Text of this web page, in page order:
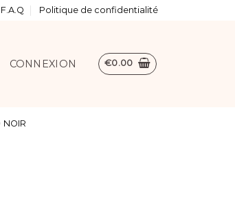
F.A.Q Politique de confidentialité
CONNEXION €0.00
NOIR